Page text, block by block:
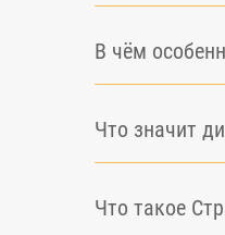
В чём
Что значит
Что такое